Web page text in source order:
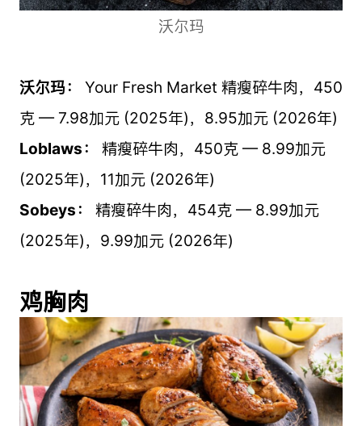
沃尔玛
沃尔玛：
Your Fresh Market 精瘦碎牛肉，450
克 — 7.98加元 (2025年)，8.95加元 (2026年)
Loblaws：
精瘦碎牛肉，450克 — 8.99加元
(2025年)，11加元 (2026年)
Sobeys：
精瘦碎牛肉，454克 — 8.99加元
(2025年)，9.99加元 (2026年)
鸡胸肉